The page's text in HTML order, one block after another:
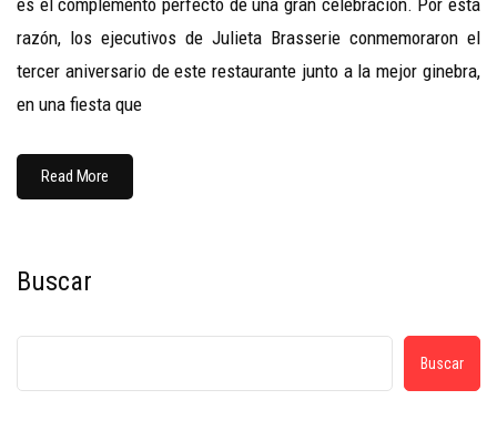
es el complemento perfecto de una gran celebración. Por esta
razón, los ejecutivos de Julieta Brasserie conmemoraron el
tercer aniversario de este restaurante junto a la mejor ginebra,
en una fiesta que
Read More
Buscar
Buscar